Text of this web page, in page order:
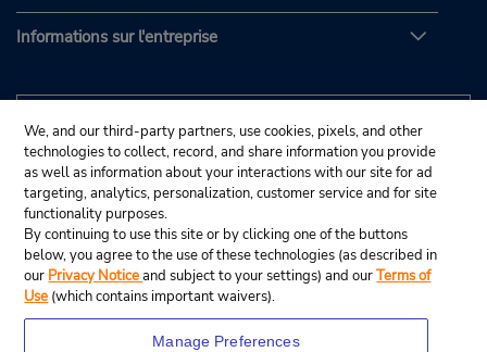
Informations sur l'entreprise
We, and our third-party partners, use cookies, pixels, and other
technologies to collect, record, and share information you provide
as well as information about your interactions with our site for ad
targeting, analytics, personalization, customer service and for site
functionality purposes.
By continuing to use this site or by clicking one of the buttons
below, you agree to the use of these technologies (as described in
our Privacy Noticeand subject to your settings) and ourTerms of
Use (which contains important waivers).
Manage Preferences